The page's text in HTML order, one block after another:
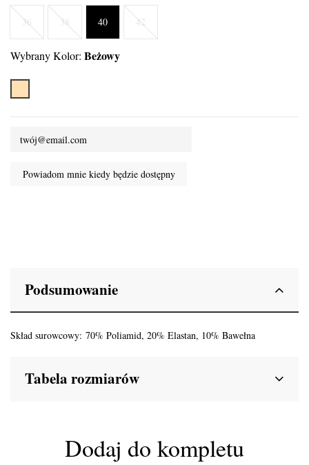
36 38 40 42
Wybrany Kolor: Beżowy
Podsumowanie
Skład surowcowy: 70% Poliamid, 20% Elastan, 10% Bawełna
Tabela rozmiarów
Dodaj do kompletu